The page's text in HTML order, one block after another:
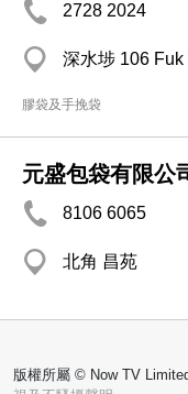
2728 2024
深水埗 106 Fuk
膠袋及手挽袋
元盛包袋有限公
8106 6065
北角 昌苑
版權所屬 © Now TV